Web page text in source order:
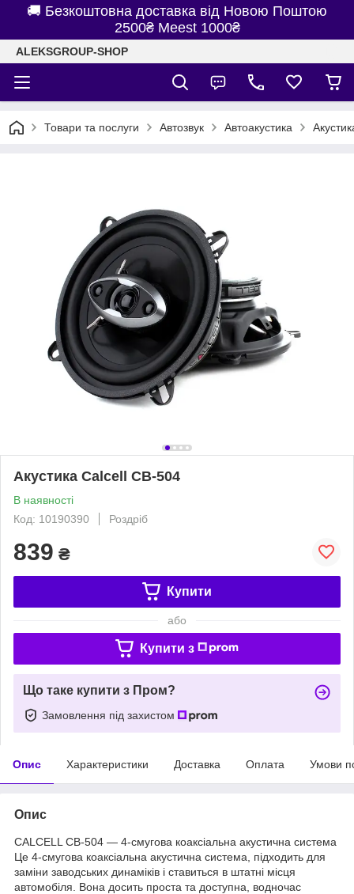
🚚 Безкоштовна доставка від Новою Поштою
2500₴ Meest 1000₴
ALEKSGROUP-SHOP
Товари та послуги Автозвук Автоакустика
Акустика Calcell CB-504
В наявності
Код: 10190390
Роздріб
839 ₴
Купити
або
Купити з
Що таке купити з Пром?
Замовлення під захистом
Опис Характеристики Доставка Оплата Умови
Опис
CALCELL CB-504 — 4-смугова коаксіальна акустична система
Це 4-смугова коаксіальна акустична система, підходить для
заміни заводських динаміків і ставиться в штатні місця
автомобіля. Вона досить проста та доступна, водночас